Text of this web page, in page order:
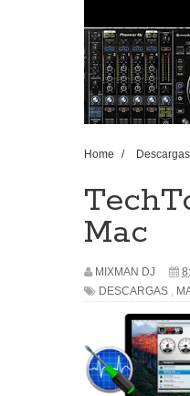
Home / Descargas
Mac
MIXMAN DJ
DESCARGAS ,